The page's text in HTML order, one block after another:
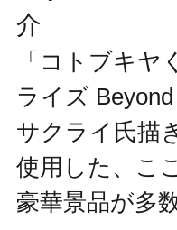
介
「コトブキ
ライズ
サクライ氏描
使用した、こ
豪華景品が多